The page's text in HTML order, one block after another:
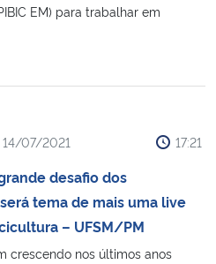
Direitos Humanos
EM) para trabalhar em
14/07/2021 17:21
desafio dos
tema de mais uma live
– UFSM/PM
crescendo nos últimos anos